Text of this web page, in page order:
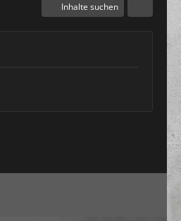
Inhalte suchen